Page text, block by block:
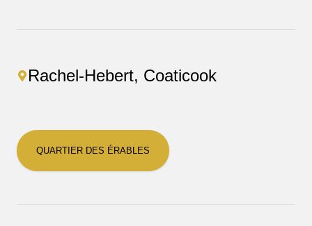
Rachel-Hebert, Coaticook
QUARTIER DES ÉRABLES